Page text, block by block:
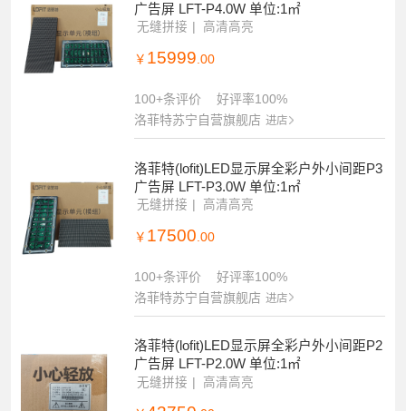
广告屏 LFT-P4.0W 单位:1㎡
无缝拼接 高清高亮
￥ 15999.00
100+条评价
好评率100%
洛菲特苏宁自营旗舰店 进店
洛菲特(lofit)LED显示屏全彩户外小间距P3
广告屏 LFT-P3.0W 单位:1㎡
无缝拼接 高清高亮
￥ 17500 .00
100+条评价
好评率100%
洛菲特苏宁自营旗舰店 进店
洛菲特(lofit)LED显示屏全彩户外小间距P2
广告屏 LFT-P2.0W 单位:1㎡
无缝拼接 高清高亮